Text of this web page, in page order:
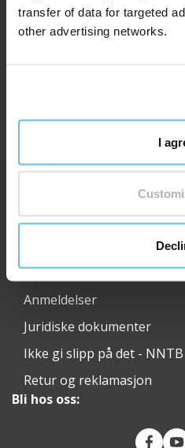
transfer of data for targeted
other advertising networks.
I
Medisinsk og
Åpen dag hos BEWIT
Karriere
Kontakt
Anmeldelser
Juridiske dokumenter
Ikke gi slipp på det - NNTB
Retur og reklamasjon
Bli hos oss: